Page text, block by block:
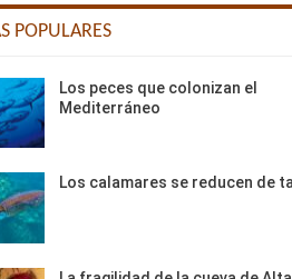
POPULARES
Los peces que colonizan el
Mediterráneo
Los calamares se reducen de